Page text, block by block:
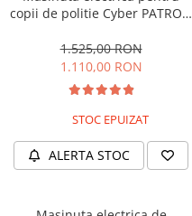
copii de politie Cyber PATROL,
90W, 12V, Black & White
1.525,00 RON
1.110,00 RON
STOC EPUIZAT
ALERTA STOC